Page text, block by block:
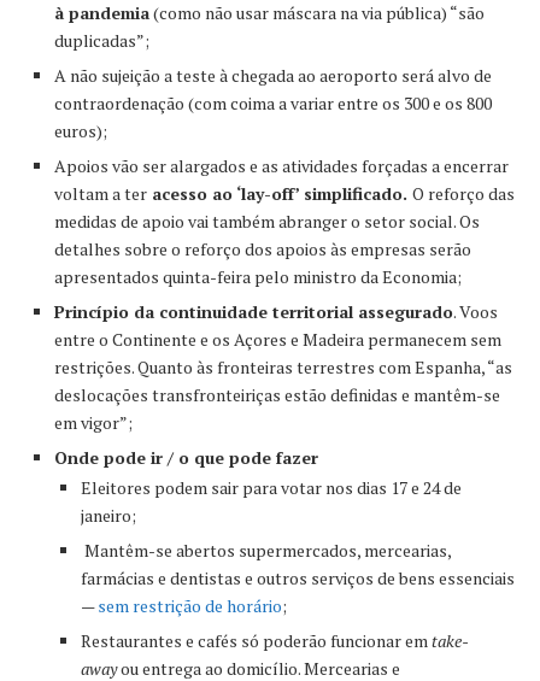
à pandemia(como não usar máscara na via pública) “são
duplicadas”;
A não sujeição a teste à chegada ao aeroporto será alvo de
contraordenação (com coima a variar entre os 300 e os 800
euros);
Apoios vão ser alargados e as atividades forçadas a encerrar
voltam a ter acesso ao ‘lay-off’ simplificado. O reforço das
medidas de apoio vai também abranger o setor social. Os
detalhes sobre o reforço dos apoios às empresas serão
apresentados quinta-feira pelo ministro da Economia;
Princípio da continuidade territorial assegurado. Voos
entre o Continente e os Açores e Madeira permanecem sem
restrições. Quanto às fronteiras terrestres com Espanha, “as
deslocações transfronteiriças estão definidas e mantêm-se
em vigor”;
Onde pode ir / o que pode fazer
Eleitores podem sair para votar nos dias 17 e 24 de
janeiro;
Mantêm-se abertos supermercados, mercearias,
farmácias e dentistas e outros serviços de bens essenciais
—sem restrição de horário;
Restaurantes e cafés só poderão funcionar emtake-
awayou entrega ao domicílio. Mercearias e